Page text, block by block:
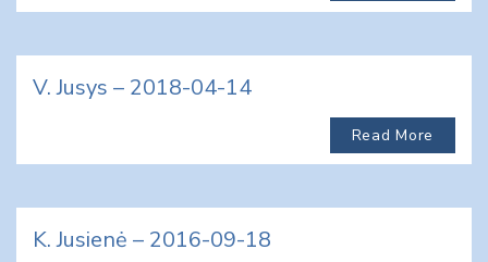
V. Jusys – 2018-04-14
Read More
K. Jusienė – 2016-09-18